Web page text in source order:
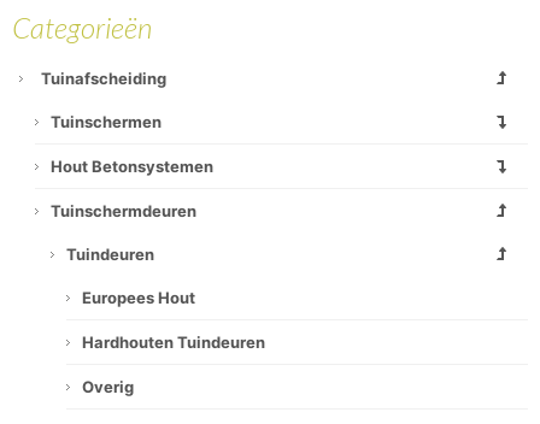
Categorieën
Tuinafscheiding
Tuinschermen
Hout Betonsystemen
Tuinschermdeuren
Tuindeuren
Europees Hout
Hardhouten Tuindeuren
Overig